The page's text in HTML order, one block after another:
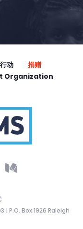
行动
捐赠
Organization
P.O. Box 1926 Raleigh